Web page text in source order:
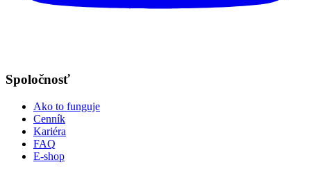
Spoločnosť
Ako to funguje
Cenník
Kariéra
FAQ
E-shop